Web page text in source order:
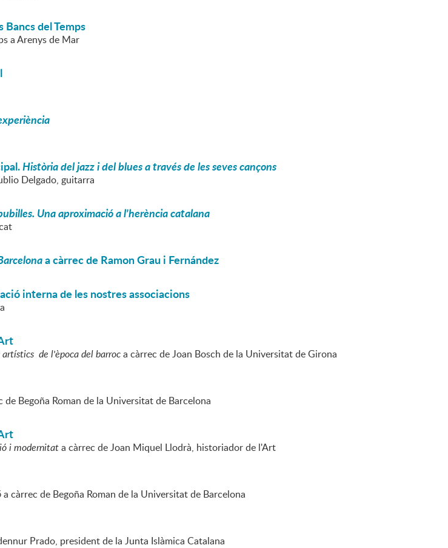
del Temps
a Arenys de Mar
Història del jazz i del blues a través de les seves cançons
Delgado, guitarra
Una aproximació a l'herència catalana
a càrrec de Ramon Grau i Fernández
interna de les nostres associacions
de l'època del barroca càrrec de Joan Bosch de la Universitat de Girona
de Begoña Roman de la Universitat de Barcelona
i modernitata càrrec de Joan Miquel Llodrà, historiador de l'Art
a càrrec de Begoña Roman de la Universitat de Barcelona
Prado, president de la Junta Islàmica Catalana